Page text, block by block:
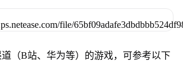
（B站、华为等）的游戏，可参考以下